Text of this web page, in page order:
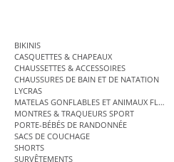
BIKINIS
CASQUETTES & CHAPEAUX
CHAUSSETTES & ACCESSOIRES
CHAUSSURES DE BAIN ET DE NATATION
LYCRAS
MATELAS GONFLABLES ET ANIMAUX
MONTRES & TRAQUEURS SPORT
PORTE-BÉBÉS DE RANDONNÉE
SACS DE COUCHAGE
SHORTS
SURVÊTEMENTS